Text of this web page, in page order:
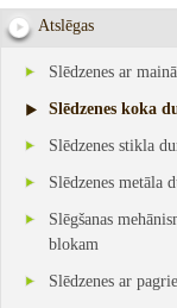
Atslēgas
Slēdzenes ar
Slēdzenes koka
Slēdzenes stikla
Slēdzenes metāla
Slēgšanas
blokam
Slēdzenes ar